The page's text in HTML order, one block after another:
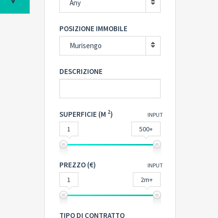
Any
POSIZIONE IMMOBILE
Murisengo
DESCRIZIONE
SUPERFICIE (M 2) INPUT
1 500+
PREZZO (€) INPUT
1 2m+
TIPO DI CONTRATTO